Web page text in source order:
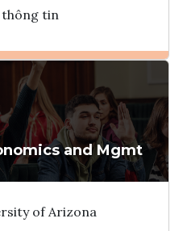
thông tin
Ghi danh
Tham vấn Interlink
and Mgmt
of Arizona